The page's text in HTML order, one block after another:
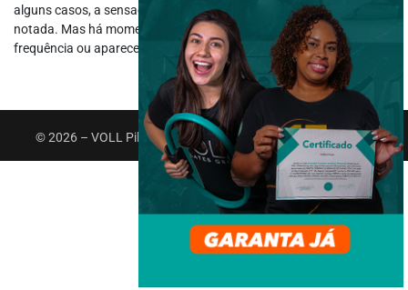
alguns casos, a sensação vai embora rápido, quase sem ser
notada. Mas há momentos em que ela persiste, volta com
frequência ou aparece em situações...
© 2026 – VOLL Pilates Group. Todos os direitos reservados.